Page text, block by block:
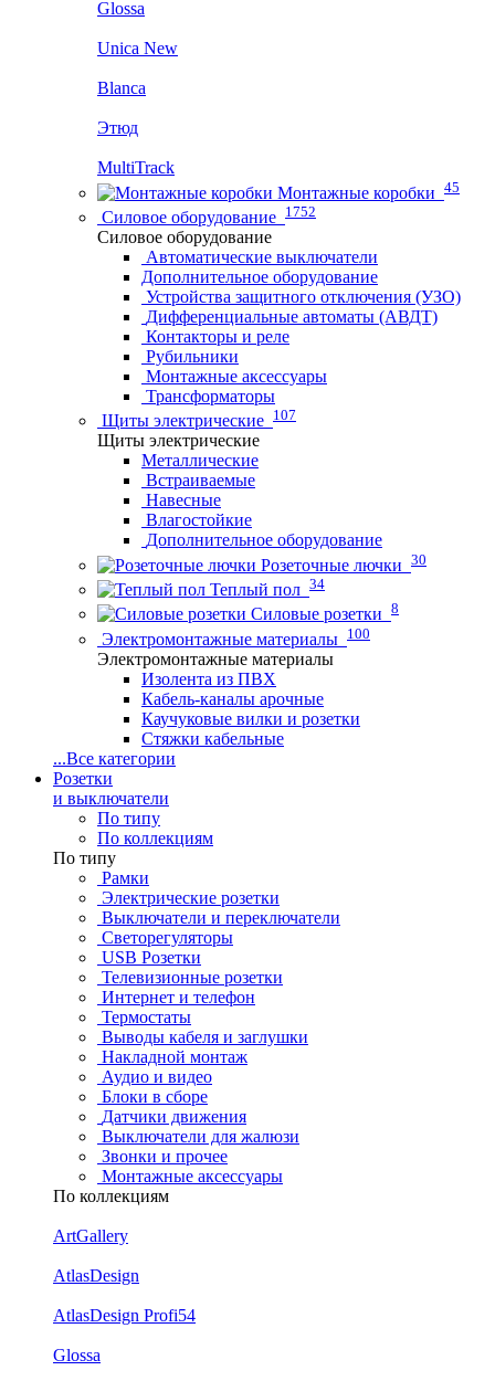
Glossa
Unica New
Blanca
Этюд
MultiTrack
Монтажные коробки 45
Силовое оборудование 1752
Силовое оборудование
Автоматические выключатели
Дополнительное оборудование
Устройства защитного отключения (УЗО)
Дифференциальные автоматы (АВДТ)
Контакторы и реле
Рубильники
Монтажные аксессуары
Трансформаторы
Щиты электрические 107
Щиты электрические
Металлические
Встраиваемые
Навесные
Влагостойкие
Дополнительное оборудование
Розеточные лючки 30
Теплый пол 34
Силовые розетки 8
Электромонтажные материалы 100
Электромонтажные материалы
Изолента из ПВХ
Кабель-каналы арочные
Каучуковые вилки и розетки
Стяжки кабельные
...Все категории
Розетки
и выключатели
По типу
По коллекциям
По типу
Рамки
Электрические розетки
Выключатели и переключатели
Светорегуляторы
USB Розетки
Телевизионные розетки
Интернет и телефон
Термостаты
Выводы кабеля и заглушки
Накладной монтаж
Аудио и видео
Блоки в сборе
Датчики движения
Выключатели для жалюзи
Звонки и прочее
Монтажные аксессуары
По коллекциям
ArtGallery
AtlasDesign
AtlasDesign Profi54
Glossa